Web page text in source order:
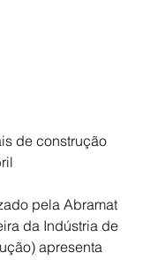
de construção
pela Abramat
da Indústria de
apresenta